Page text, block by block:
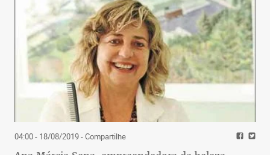
04:00 - 18/08/2019- Compartilhe